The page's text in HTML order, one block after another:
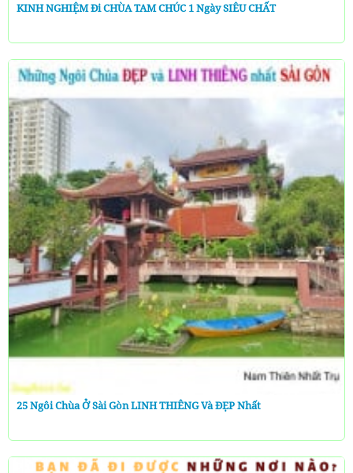
KINH NGHIỆM Đi CHÙA TAM CHÚC 1 Ngày SIÊU CHẤT
25 Ngôi Chùa Ở Sài Gòn LINH THIÊNG Và ĐẸP Nhất